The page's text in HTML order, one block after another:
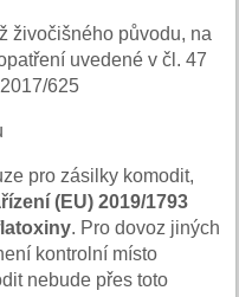
živočišného původu, na
uvedené v čl. 47
625
pro zásilky komodit,
(EU) 2019/1793
. Pro dovoz jiných
kontrolní místo
nebude přes toto